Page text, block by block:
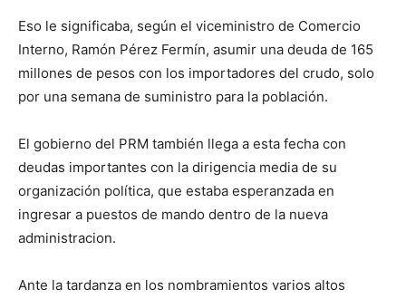
Eso le significaba, según el viceministro de Comercio
Interno, Ramón Pérez Fermín, asumir una deuda de 165
millones de pesos con los importadores del crudo, solo
por una semana de suministro para la población.
El gobierno del PRM también llega a esta fecha con
deudas importantes con la dirigencia media de su
organización política, que estaba esperanzada en
ingresar a puestos de mando dentro de la nueva
administracion.
Ante la tardanza en los nombramientos varios altos